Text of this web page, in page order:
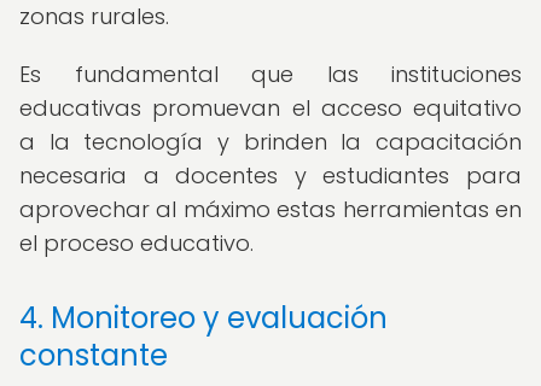
zonas rurales.
Es fundamental que las instituciones
educativas promuevan el acceso equitativo
a la tecnología y brinden la capacitación
necesaria a docentes y estudiantes para
aprovechar al máximo estas herramientas en
el proceso educativo.
4. Monitoreo y evaluación
constante